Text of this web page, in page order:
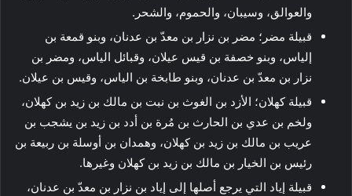
والعوالق، وسيبان، والحموم، والشحر.
قبيلة مضر؛ مضر بن نزار بن معدّ بن عدنان، وبنو قمعة بن
إلياس، وبنو خصفة بن قيس عيلان، وقبائل الياس، ومضر بن
نزار بن معدّ بن عدنان، وبنو طابخة بن الياس، وقيس بن عيلان.
قبيلة كهلان؛ الأزد بن الغوث بن نبت بن مالك بن زيد بن كهلان،
ولخم بن عدي بن الحارث بن مُرة بن أدد بن زيد بن يشجب بن
عريب بن مالك بن زيد بن كهلان، وهمدان بن أوسلة بن ربيعة بن
رئيس بن الخيار بن مالك بن زيد بن كهلان وغيرها.
قبيلة إياد التي يرجع أصلها إلى إياد بن نزار بن معدّ بن عدنان،